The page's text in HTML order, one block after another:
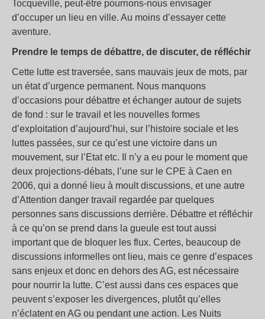
Tocqueville, peut-être pourrions-nous envisager
d’occuper un lieu en ville. Au moins d’essayer cette
aventure.
Prendre le temps de débattre, de discuter, de réfléchir
Cette lutte est traversée, sans mauvais jeux de mots, par
un état d’urgence permanent. Nous manquons
d’occasions pour débattre et échanger autour de sujets
de fond : sur le travail et les nouvelles formes
d’exploitation d’aujourd’hui, sur l’histoire sociale et les
luttes passées, sur ce qu’est une victoire dans un
mouvement, sur l’Etat etc. Il n’y a eu pour le moment que
deux projections-débats, l’une sur le CPE à Caen en
2006, qui a donné lieu à moult discussions, et une autre
d’Attention danger travail regardée par quelques
personnes sans discussions derrière. Débattre et réfléchir
à ce qu’on se prend dans la gueule est tout aussi
important que de bloquer les flux. Certes, beaucoup de
discussions informelles ont lieu, mais ce genre d’espaces
sans enjeux et donc en dehors des AG, est nécessaire
pour nourrir la lutte. C’est aussi dans ces espaces que
peuvent s’exposer les divergences, plutôt qu’elles
n’éclatent en AG ou pendant une action. Les Nuits